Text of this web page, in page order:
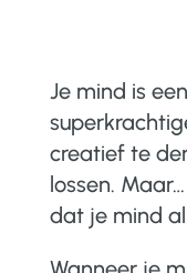
Je mind is
creatief te
lossen.
dat je mind